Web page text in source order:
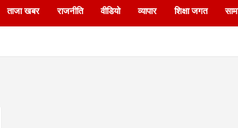
ताजा खबर राजनीति वीडियो व्यापार शिक्षा जगत